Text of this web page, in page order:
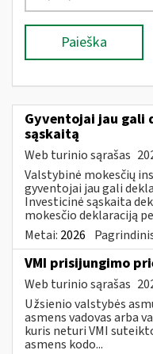
Paieška
Gyventojai jau gali
sąskaitą
Web turinio sąrašas
Valstybinė mokesčių
gyventojai jau gali
Investicinė sąskaita
mokesčio deklaraciją
Metai: 2026
VMI prisijungimo
Web turinio sąrašas
Užsienio valstybės
asmens vadovas arba
kuris neturi VMI
asmens kodo...